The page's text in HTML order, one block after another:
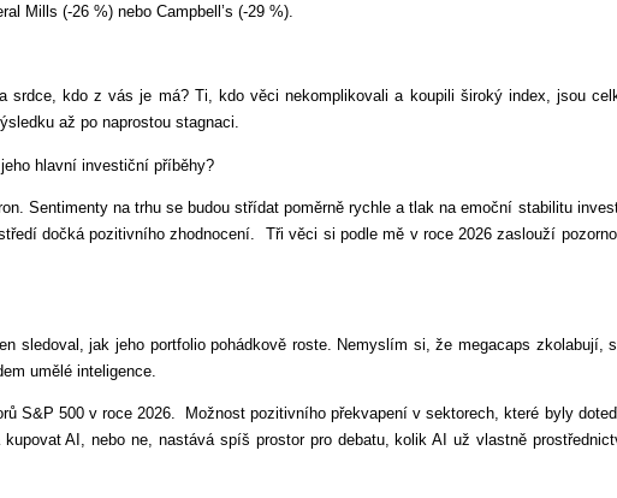
Mills (-26 %) nebo Campbell’s (-29 %).
srdce, kdo z vás je má? Ti, kdo věci nekomplikovali a koupili široký index, jsou
až po naprostou stagnaci.
hlavní investiční příběhy?
Sentimenty na trhu se budou střídat poměrně rychle a tlak na emoční stabilitu
dočká pozitivního zhodnocení. Tři věci si podle mě v roce 2026 zaslouží
sledoval, jak jeho portfolio pohádkově roste. Nemyslím si, že megacaps zkolabují,
umělé inteligence.
S&P 500 v roce 2026. Možnost pozitivního překvapení v sektorech, které byly
AI, nebo ne, nastává spíš prostor pro debatu, kolik AI už vlastně